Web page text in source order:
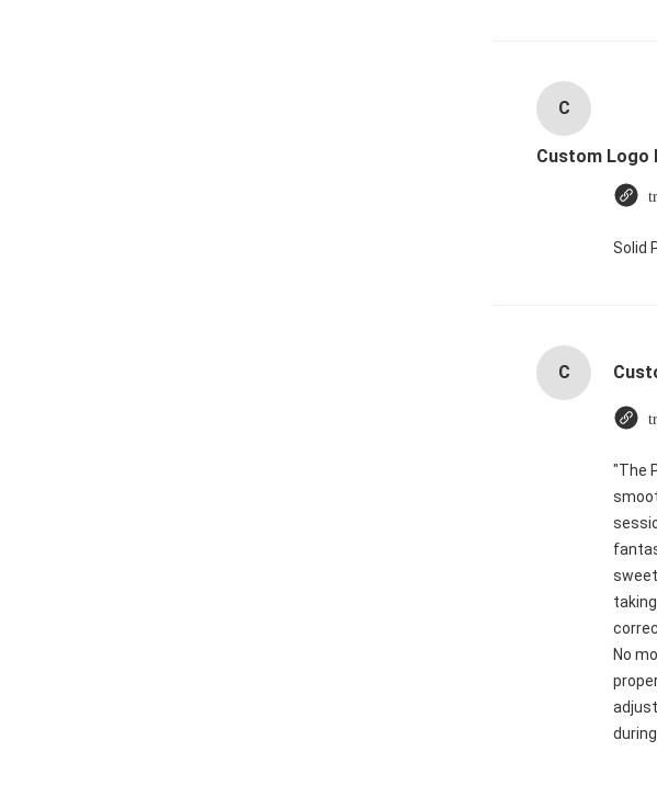
C
Solid
C
"The
No